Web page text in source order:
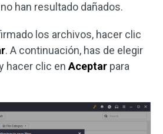
han resultado dañados.
los archivos, hacer clic
. A continuación, has de elegir
hacer clic enAceptar para